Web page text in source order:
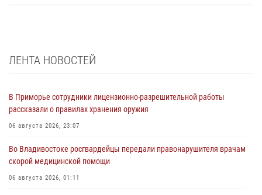
ЛЕНТА НОВОСТЕЙ
В Приморье сотрудники лицензионно-разрешительной работы
рассказали о правилах хранения оружия
06 августа 2026, 23:07
Во Владивостоке росгвардейцы передали правонарушителя врачам
скорой медицинской помощи
06 августа 2026, 01:11